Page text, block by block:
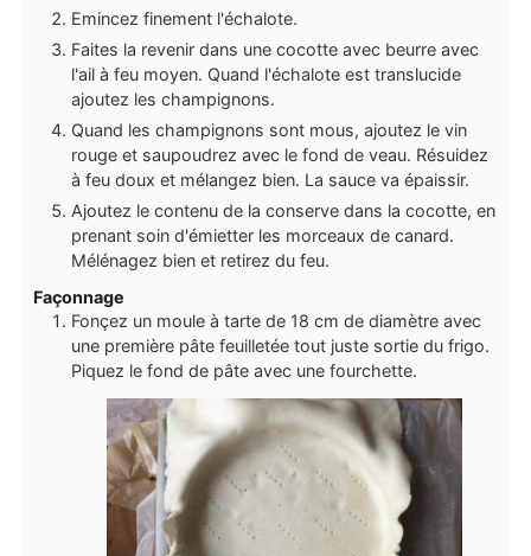
Emincez finement l'échalote.
Faites la revenir dans une cocotte avec beurre avec
l'ail à feu moyen. Quand l'échalote est translucide
ajoutez les champignons.
Quand les champignons sont mous, ajoutez le vin
rouge et saupoudrez avec le fond de veau. Résuidez
à feu doux et mélangez bien. La sauce va épaissir.
Ajoutez le contenu de la conserve dans la cocotte, en
prenant soin d'émietter les morceaux de canard.
Mélénagez bien et retirez du feu.
Façonnage
Fonçez un moule à tarte de 18 cm de diamètre avec
une première pâte feuilletée tout juste sortie du frigo.
Piquez le fond de pâte avec une fourchette.